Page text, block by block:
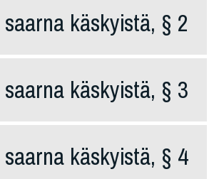
käskyistä, § 2
käskyistä, § 3
käskyistä, § 4